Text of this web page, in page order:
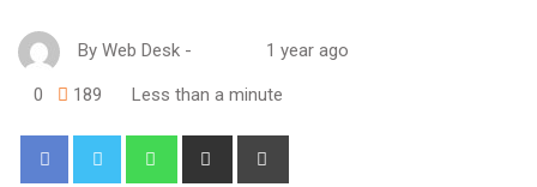
By Web Desk - 1 year ago
0 189 Less than a minute